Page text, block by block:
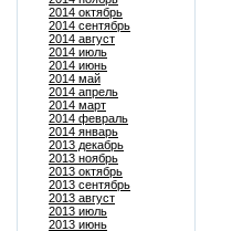
2014 октябрь
2014 сентябрь
2014 август
2014 июль
2014 июнь
2014 май
2014 апрель
2014 март
2014 февраль
2014 январь
2013 декабрь
2013 ноябрь
2013 октябрь
2013 сентябрь
2013 август
2013 июль
2013 июнь